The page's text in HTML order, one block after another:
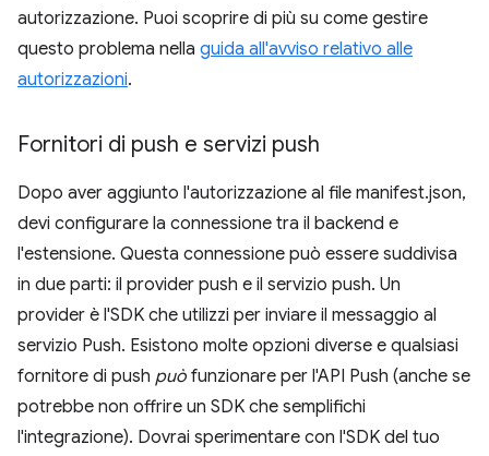
autorizzazione. Puoi scoprire di più su come gestire
questo problema nella guida all'avviso relativo alle
autorizzazioni.
Fornitori di push e servizi push
Dopo aver aggiunto l'autorizzazione al file manifest.json,
devi configurare la connessione tra il backend e
l'estensione. Questa connessione può essere suddivisa
in due parti: il provider push e il servizio push. Un
provider è l'SDK che utilizzi per inviare il messaggio al
servizio Push. Esistono molte opzioni diverse e qualsiasi
fornitore di push può funzionare per l'API Push (anche se
potrebbe non offrire un SDK che semplifichi
l'integrazione). Dovrai sperimentare con l'SDK del tuo